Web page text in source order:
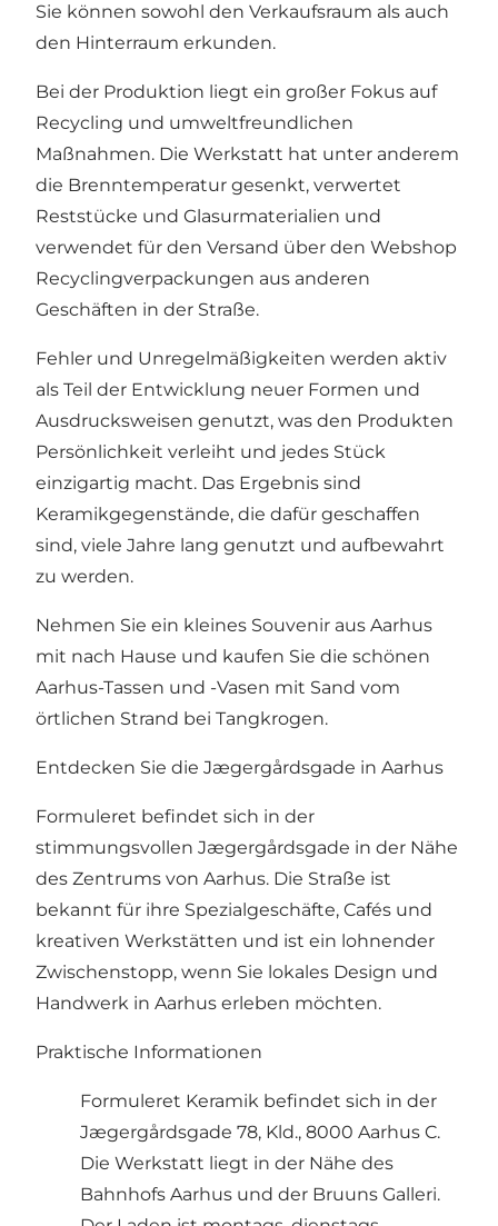
Sie können sowohl den Verkaufsraum als auch
den Hinterraum erkunden.
Bei der Produktion liegt ein großer Fokus auf
Recycling und umweltfreundlichen
Maßnahmen. Die Werkstatt hat unter anderem
die Brenntemperatur gesenkt, verwertet
Reststücke und Glasurmaterialien und
verwendet für den Versand über den Webshop
Recyclingverpackungen aus anderen
Geschäften in der Straße.
Fehler und Unregelmäßigkeiten werden aktiv
als Teil der Entwicklung neuer Formen und
Ausdrucksweisen genutzt, was den Produkten
Persönlichkeit verleiht und jedes Stück
einzigartig macht. Das Ergebnis sind
Keramikgegenstände, die dafür geschaffen
sind, viele Jahre lang genutzt und aufbewahrt
zu werden.
Nehmen Sie ein kleines Souvenir aus Aarhus
mit nach Hause und kaufen Sie die schönen
Aarhus-Tassen und -Vasen mit Sand vom
örtlichen Strand bei Tangkrogen.
Entdecken Sie die Jægergårdsgade in Aarhus
Formuleret befindet sich in der
stimmungsvollen Jægergårdsgade in der Nähe
des Zentrums von Aarhus. Die Straße ist
bekannt für ihre Spezialgeschäfte, Cafés und
kreativen Werkstätten und ist ein lohnender
Zwischenstopp, wenn Sie lokales Design und
Handwerk in Aarhus erleben möchten.
Praktische Informationen
Formuleret Keramik befindet sich in der
Jægergårdsgade 78, Kld., 8000 Aarhus C.
Die Werkstatt liegt in der Nähe des
Bahnhofs Aarhus und der Bruuns Galleri.